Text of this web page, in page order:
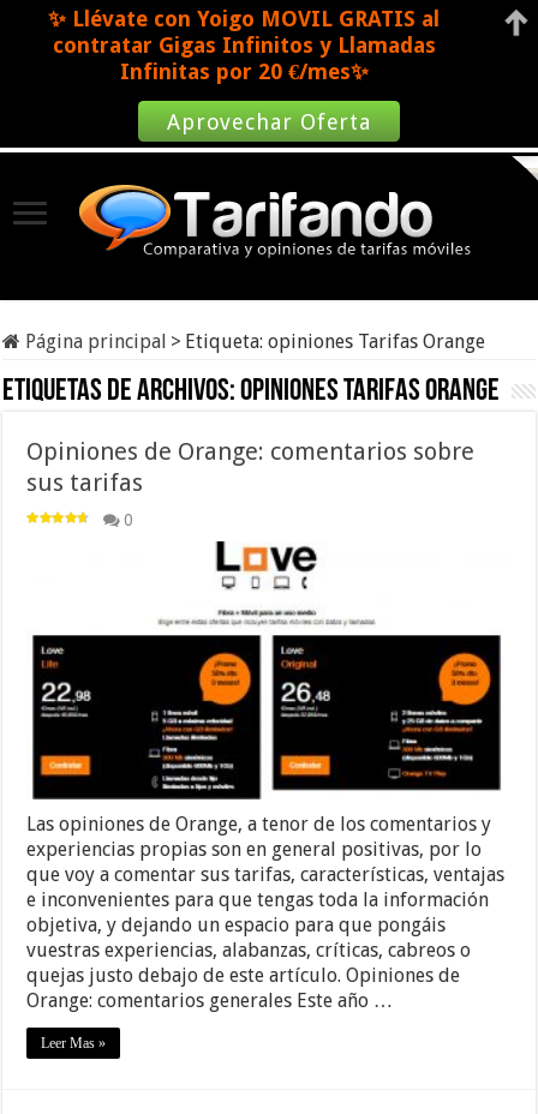
Página principal > Etiqueta:opiniones Tarifas Orange
Etiquetas de archivos:opiniones Tarifas Orange
Opiniones de Orange: comentarios sobre
sus tarifas
0
Las opiniones de Orange, a tenor de los comentarios y
experiencias propias son en general positivas, por lo
que voy a comentar sus tarifas, características, ventajas
e inconvenientes para que tengas toda la información
objetiva, y dejando un espacio para que pongáis
vuestras experiencias, alabanzas, críticas, cabreos o
quejas justo debajo de este artículo. Opiniones de
Orange: comentarios generales Este año …
Leer Mas »
✨ Llévate con Yoigo MOVIL GRATIS al
contratar Gigas Infinitos y Llamadas
Infinitas por 20 €/mes✨
Aprovechar Oferta